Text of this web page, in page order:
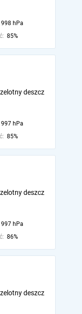
998 hPa
85%
deszcz
997 hPa
85%
deszcz
997 hPa
86%
deszcz